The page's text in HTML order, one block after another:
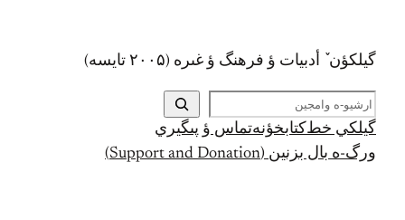
گيلکؤن ٚ أدبیات ؤ فرهنگ ؤ غىره (۲۰۰۵ تايسه)
ج
س
ت
ج
گيلکي خط کتابخؤنهتماس ؤ پىگيري
ورگ-ه بال بزنين (Support and Donation)